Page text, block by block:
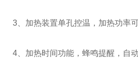
3、加热装置单孔控温，加热功率
4、加热时间功能，蜂鸣提醒，自动